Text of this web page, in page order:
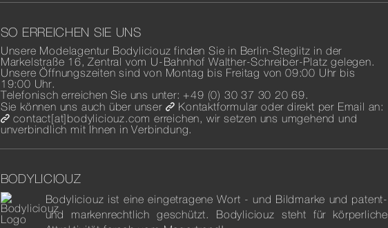
SO ERREICHEN SIE UNS
Unsere Modelagentur Bodyliciouz finden Sie in Berlin-Steglitz in der
Markelstraße 16, Zentral vom U-Bahnhof Walther-Schreiber-Platz gelegen.
Unsere Öffnungszeiten sind von Montag bis Freitag von 09:00 Uhr bis
19:00 Uhr.
Telefonisch erreichen Sie uns unter: +49 (0) 30 37 30 20 69.
Sie können uns auch über unser
Kontaktformular oder direkt per Email an:
contact[at]bodyliciouz.com erreichen, wir setzen uns umgehend und
unverbindlich mit Ihnen in Verbindung.
BODYLICIOUZ
Bodyliciouz ist eine eingetragene Wort - und Bildmarke und patent-
und markenrechtlich geschützt. Bodyliciouz steht für körperliche